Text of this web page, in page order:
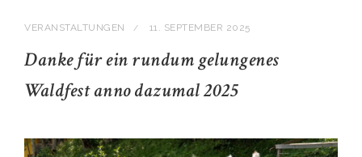
VERANSTALTUNGEN / 11. SEPTEMBER 2025
Danke für ein rundum gelungenes
Waldfest anno dazumal 2025